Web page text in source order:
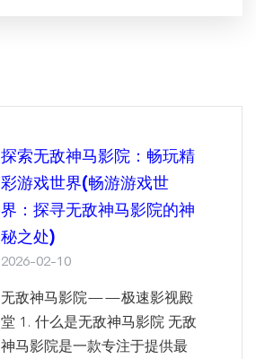
探索无敌神马影院：畅玩精
彩游戏世界(畅游游戏世
界：探寻无敌神马影院的神
秘之处)
2026-02-10
无敌神马影院——极速影视殿
堂 1. 什么是无敌神马影院 无敌
神马影院是一款专注于提供最